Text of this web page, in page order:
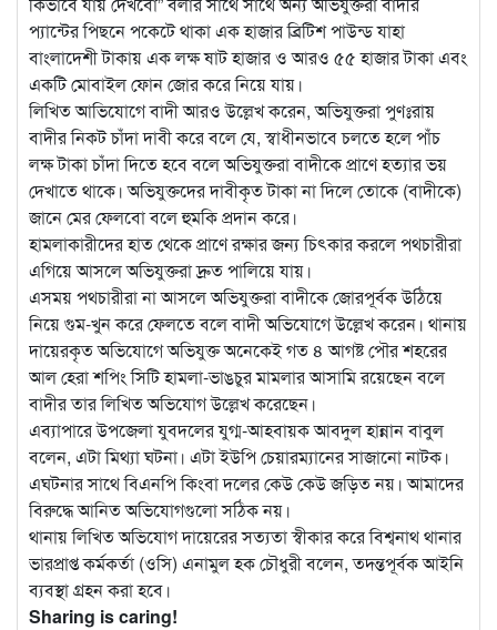
প্যান্টের পিছনে পকেটে থাকা এক হাজার ব্রিটিশ পাউন্ড যাহা
বাংলাদেশী টাকায় এক লক্ষ ষাট হাজার ও আরও ৫৫ হাজার টাকা এবং
একটি মোবাইল ফোন জোর করে নিয়ে যায়।
লিখিত আভিযোগে বাদী আরও উল্লেখ করেন, অভিযুক্তরা পুণঃরায়
বাদীর নিকট চাঁদা দাবী করে বলে যে, স্বাধীনভাবে চলতে হলে পাঁচ
লক্ষ টাকা চাঁদা দিতে হবে বলে অভিযুক্তরা বাদীকে প্রাণে হত্যার ভয়
দেখাতে থাকে। অভিযুক্তদের দাবীকৃত টাকা না দিলে তোকে (বাদীকে)
জানে মের ফেলবো বলে হুমকি প্রদান করে।
হামলাকারীদের হাত থেকে প্রাণে রক্ষার জন্য চিৎকার করলে পথচারীরা
এগিয়ে আসলে অভিযুক্তরা দ্রুত পালিয়ে যায়।
এসময় পথচারীরা না আসলে অভিযুক্তরা বাদীকে জোরপূর্বক উঠিয়ে
নিয়ে গুম-খুন করে ফেলতে বলে বাদী অভিযোগে উল্লেখ করেন। থানায়
দায়েরকৃত অভিযোগে অভিযুক্ত অনেকেই গত ৪ আগষ্ট পৌর শহরের
আল হেরা শপিং সিটি হামলা-ভাঙচুর মামলার আসামি রয়েছেন বলে
বাদীর তার লিখিত অভিযোগ উল্লেখ করেছেন।
এব্যাপারে উপজেলা যুবদলের যুগ্ম-আহবায়ক আবদুল হান্নান বাবুল
বলেন, এটা মিথ্যা ঘটনা। এটা ইউপি চেয়ারম্যানের সাজানো নাটক।
এঘটনার সাথে বিএনপি কিংবা দলের কেউ কেউ জড়িত নয়। আমাদের
বিরুদ্ধে আনিত অভিযোগগুলো সঠিক নয়।
থানায় লিখিত অভিযোগ দায়েরের সত্যতা স্বীকার করে বিশ্বনাথ থানার
ভারপ্রাপ্ত কর্মকর্তা (ওসি) এনামুল হক চৌধুরী বলেন, তদন্তপূর্বক আইনি
ব্যবস্থা গ্রহন করা হবে।
Sharing is caring!